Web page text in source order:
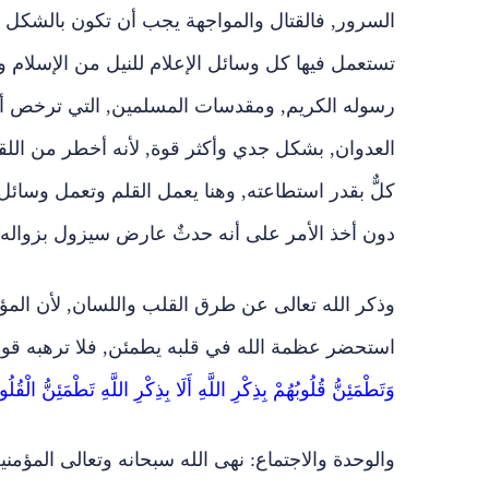
السرور, فالقتال والمواجهة يجب أن تكون
تستعمل فيها كل وسائل الإعلام للنيل من الإسلام
رسوله الكريم, ومقدسات المسلمين, التي ترخص
العدوان, بشكل جدي وأكثر قوة, لأنه أخطر من
كلٌّ بقدر استطاعته, وهنا يعمل القلم وتعمل وسائل
دون أخذ الأمر على أنه حدثٌ عارض سيزول
وذكر الله تعالى عن طرق القلب واللسان, لأن
استحضر عظمة الله في قلبه يطمئن, فلا ترهبه
وَتَطْمَئِنُّ قُلُوبُهُمْ بِذِكْرِ اللَّهِ أَلَا بِذِكْرِ اللَّهِ تَطْمَئِنُّ الْقُلُوبُ {28}﴾ [سورة
والوحدة والاجتماع: نهى الله سبحانه وتعالى